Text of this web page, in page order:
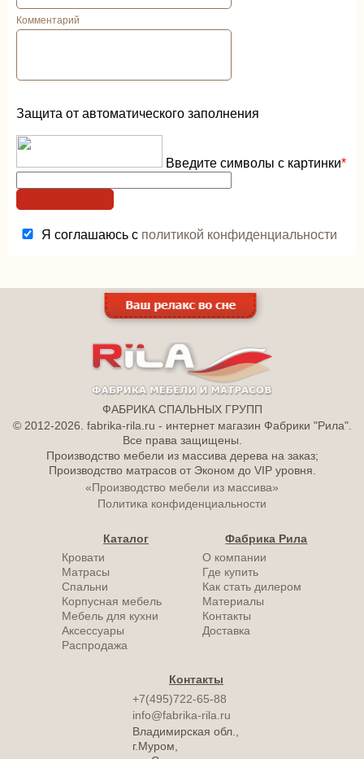
Комментарий
Защита от автоматического заполнения
Введите символы с картинки*
Я соглашаюсь с политикой конфиденциальности
ФАБРИКА СПАЛЬНЫХ ГРУПП
© 2012-2026. fabrika-rila.ru - интернет магазин Фабрики "Рила".
Все права защищены.
Производство мебели из массива дерева на заказ;
Производство матрасов от Эконом до VIP уровня.
«Производство мебели из массива»
Политика конфиденциальности
Каталог
Кровати
Матрасы
Спальни
Корпусная мебель
Мебель для кухни
Аксессуары
Распродажа
Фабрика Рила
О компании
Где купить
Как стать дилером
Материалы
Контакты
Доставка
Контакты
+7(495)722-65-88
info@fabrika-rila.ru
Владимирская обл.,
г.Муром,